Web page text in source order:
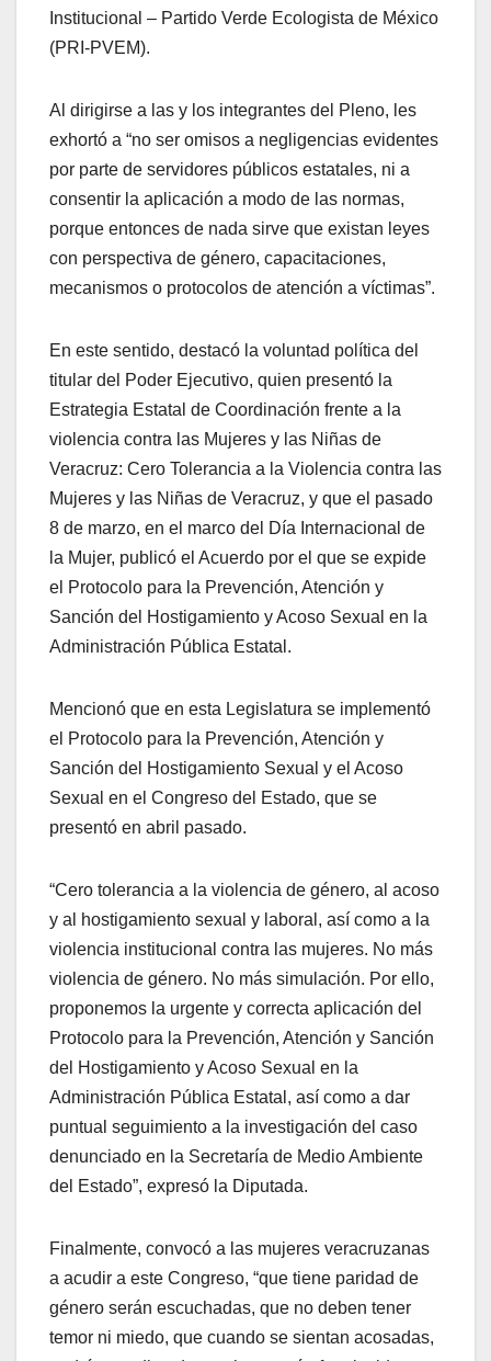
Institucional – Partido Verde Ecologista de México
(PRI-PVEM).
Al dirigirse a las y los integrantes del Pleno, les
exhortó a “no ser omisos a negligencias evidentes
por parte de servidores públicos estatales, ni a
consentir la aplicación a modo de las normas,
porque entonces de nada sirve que existan leyes
con perspectiva de género, capacitaciones,
mecanismos o protocolos de atención a víctimas”.
En este sentido, destacó la voluntad política del
titular del Poder Ejecutivo, quien presentó la
Estrategia Estatal de Coordinación frente a la
violencia contra las Mujeres y las Niñas de
Veracruz: Cero Tolerancia a la Violencia contra las
Mujeres y las Niñas de Veracruz, y que el pasado
8 de marzo, en el marco del Día Internacional de
la Mujer, publicó el Acuerdo por el que se expide
el Protocolo para la Prevención, Atención y
Sanción del Hostigamiento y Acoso Sexual en la
Administración Pública Estatal.
Mencionó que en esta Legislatura se implementó
el Protocolo para la Prevención, Atención y
Sanción del Hostigamiento Sexual y el Acoso
Sexual en el Congreso del Estado, que se
presentó en abril pasado.
“Cero tolerancia a la violencia de género, al acoso
y al hostigamiento sexual y laboral, así como a la
violencia institucional contra las mujeres. No más
violencia de género. No más simulación. Por ello,
proponemos la urgente y correcta aplicación del
Protocolo para la Prevención, Atención y Sanción
del Hostigamiento y Acoso Sexual en la
Administración Pública Estatal, así como a dar
puntual seguimiento a la investigación del caso
denunciado en la Secretaría de Medio Ambiente
del Estado”, expresó la Diputada.
Finalmente, convocó a las mujeres veracruzanas
a acudir a este Congreso, “que tiene paridad de
género serán escuchadas, que no deben tener
temor ni miedo, que cuando se sientan acosadas,